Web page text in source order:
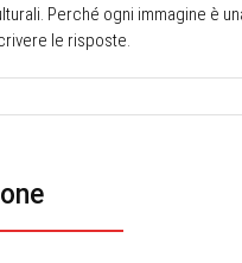
Perché ogni immagine è
le risposte.